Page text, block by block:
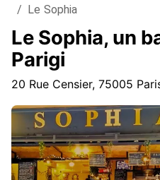
/ Le Sophia
Le Sophia, un
Parigi
20 Rue Censier, 75005